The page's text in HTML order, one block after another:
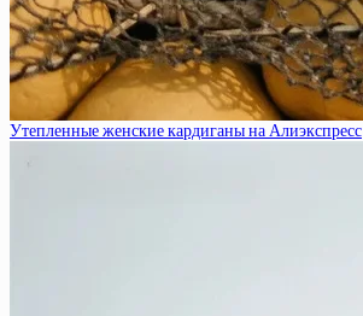
Утепленные женские кардиганы на Алиэкспресс